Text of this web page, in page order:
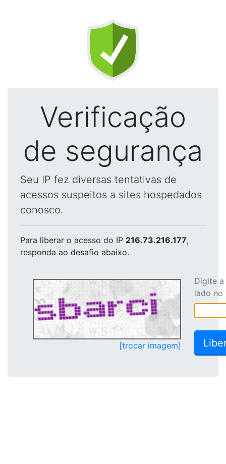
Verificação
de segurança
Seu IP fez diversas tentativas de
acessos suspeitos a sites hospedados
conosco.
Para liberar o acesso do IP 216.73.216.177,
responda ao desafio abaixo.
[trocar imagem]
Digite
lado no